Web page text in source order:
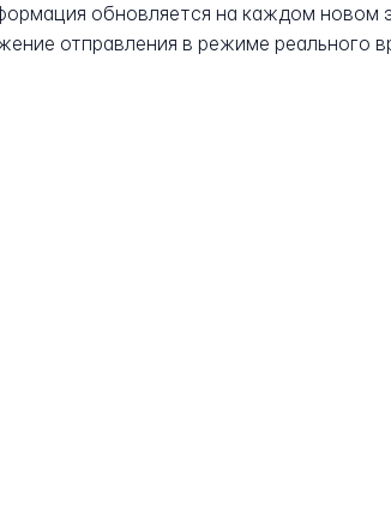
обновляется на каждом новом
отправления в режиме реального